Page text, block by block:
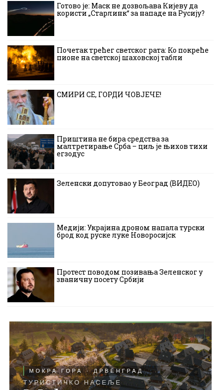
Готово је: Маск не дозвољава Кијеву да
користи „Старлинк“ за нападе на Русију?
Почетак трећег светског рата: Ко покреће
пионе на светској шаховској табли
СМИРИ СЕ, ГОРДИ ЧОВЈЕЧЕ!
Приштина не бира средства за
малтретирање Срба – циљ је њихов тихи
егзодус
Зеленски допутовао у Београд (ВИДЕО)
Медији: Украјина дроном напала турски
брод код руске луке Новоросијск
Протест поводом позивања Зеленског у
званичну посету Србији